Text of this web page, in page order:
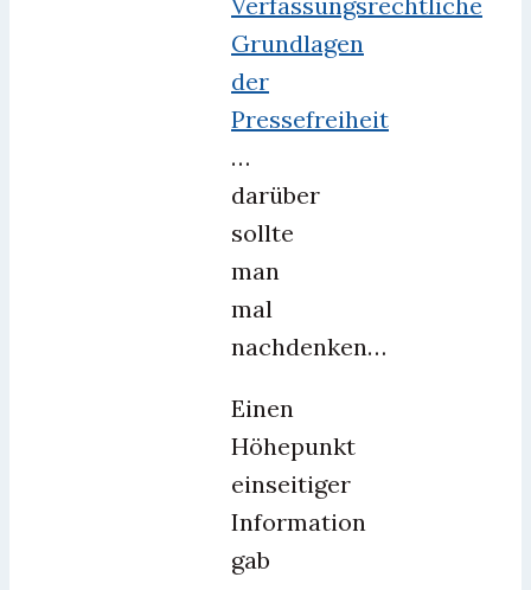
Grundlagen
der
Pressefreiheit
…
darüber
sollte
man
mal
nachdenken…
Einen
Höhepunkt
einseitiger
Information
gab